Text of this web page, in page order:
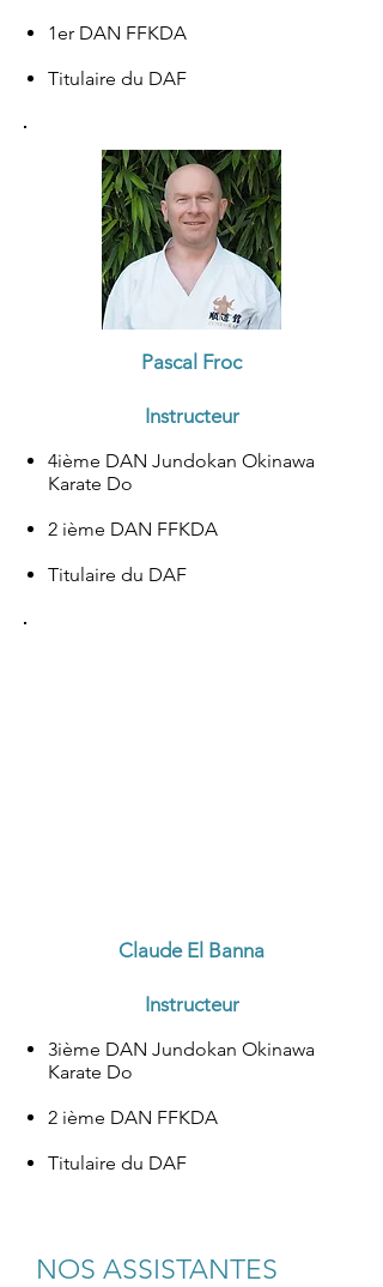
1er DAN FFKDA
Titulaire du DAF​
Pascal Froc
Instructeur
4ième DAN Jundokan Okinawa
Karate Do
2 ième DAN FFKDA
Titulaire du DAF
Claude El Banna
Instructeur
3ième DAN Jundokan Okinawa
Karate Do
2 ième DAN FFKDA
Titulaire du DAF
NOS ASSISTANTES